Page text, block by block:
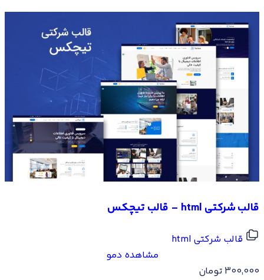
قالب
Manha
عدد
قالب شرکتی html – قالب تیچکس
قالب شرکتی html
مشاهده دمو
300,000 تومان